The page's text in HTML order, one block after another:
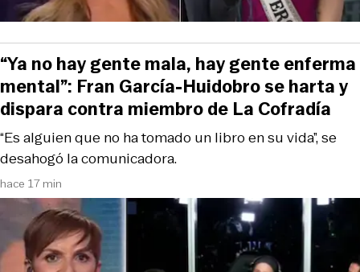
hace 17 min
“Es alguien que no ha tomado un libro en su vida”, se
desahogó la comunicadora.
“Ya no hay gente mala, hay gente enferma
mental”: Fran García-Huidobro se harta y
dispara contra miembro de La Cofradía